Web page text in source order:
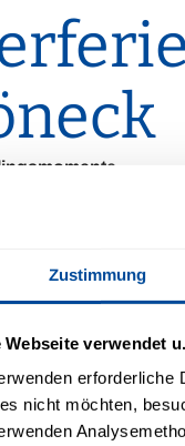
Zustimmung
Webseite verwendet
erforderliche
nicht möchten,
Natur und
unvergessliche
gestaltetes
besonderen
für Groß und